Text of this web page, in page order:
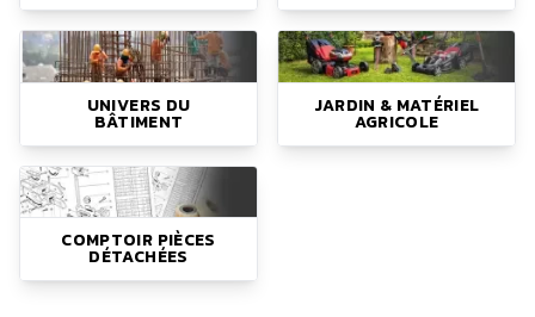
UNIVERS DU
BÂTIMENT
JARDIN & MATÉRIEL
AGRICOLE
COMPTOIR PIÈCES
DÉTACHÉES